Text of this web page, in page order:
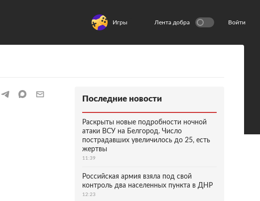
Игры Лента добра Войти
Последние новости
Раскрыты новые подробности ночной
атаки ВСУ на Белгород. Число
пострадавших увеличилось до 25, есть
жертвы
11:39
Российская армия взяла под свой
контроль два населенных пункта в ДНР
12:23